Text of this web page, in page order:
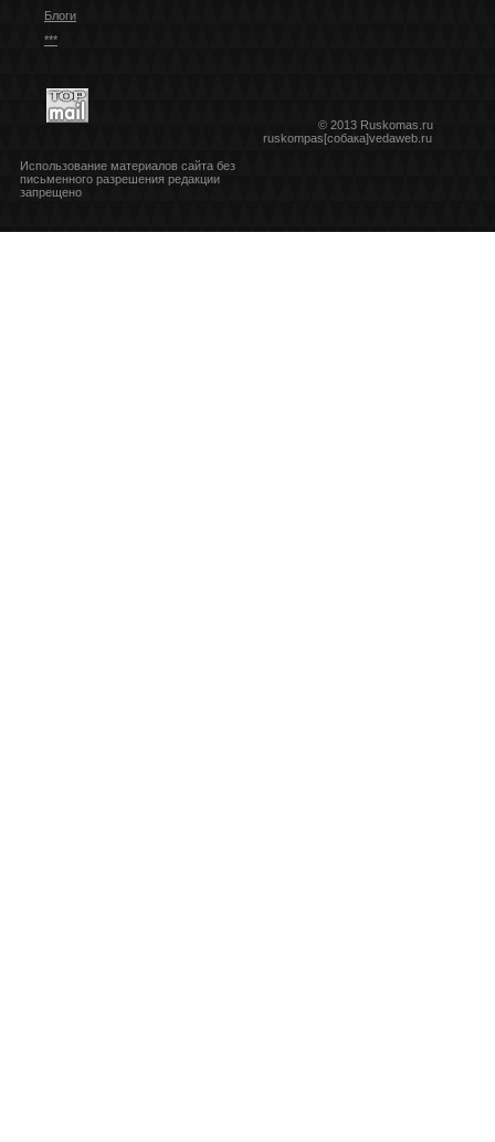
Блоги
***
© 2013 Ruskomas.ru
ruskompas[собака]vedaweb.ru
Использование материалов сайта без
письменного разрешения редакции
запрещено